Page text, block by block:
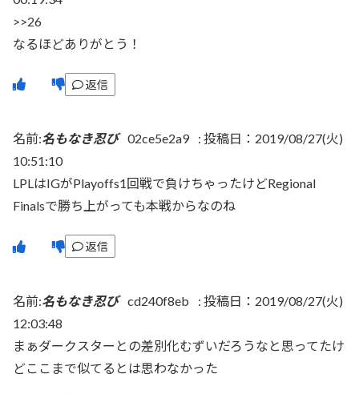
>>26
なるほどありがとう！
返信
名前:名もなき忍び 02ce5e2a9 : 投稿日：2019/08/27(火)
10:51:10
LPLはIGがPlayoffs1回戦で負けちゃったけどRegional
Finalsで勝ち上がっても本戦からなのね
返信
名前:名もなき忍び cd240f8eb : 投稿日：2019/08/27(火)
12:03:48
まぁダークスターとの差別化むずいだろうなと思ってたけ
どここまで似てるとは思わなかった